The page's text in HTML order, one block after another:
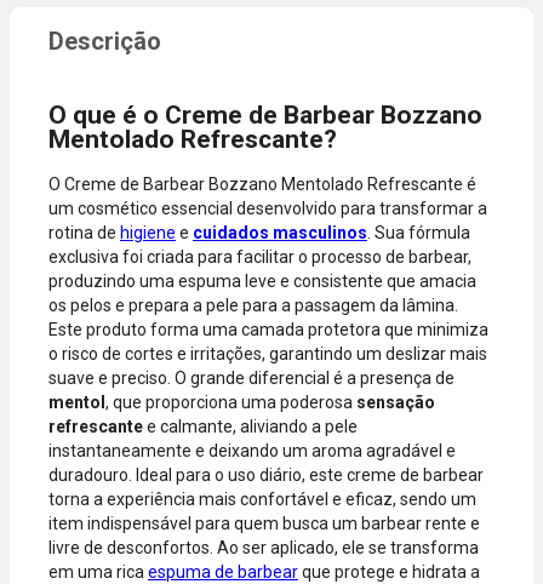
incluir itens
A aprovação
considera o
compra, não
o valor da
parcela.
Certifique-se
de que o total
está dentro
do limite
disponível do
seu cartão.
Bandeiras
aceitas: Visa,
Mastercard,
Hipercard,
American
Express, Elo e
Diners.
cartão.
ao aplicativo
do Nubank
confirmar o
pagamento e
finalizar a
compra.
O que é o Creme de Barbear Bozzano
Mentolado Refrescante?
O Creme de Barbear Bozzano Mentolado Refrescante é
um cosmético essencial desenvolvido para transformar a
rotina de higiene e cuidados masculinos . Sua fórmula
exclusiva foi criada para facilitar o processo de barbear,
produzindo uma espuma leve e consistente que amacia
os pelos e prepara a pele para a passagem da lâmina.
Este produto forma uma camada protetora que minimiza
o risco de cortes e irritações, garantindo um deslizar mais
suave e preciso. O grande diferencial é a presença de
mentol , que proporciona uma poderosa sensação
refrescantee calmante, aliviando a pele
instantaneamente e deixando um aroma agradável e
duradouro. Ideal para o uso diário, este creme de barbear
torna a experiência mais confortável e eficaz, sendo um
item indispensável para quem busca um barbear rente e
livre de desconfortos. Ao ser aplicado, ele se transforma
em uma rica espuma de barbearque protege e hidrata a